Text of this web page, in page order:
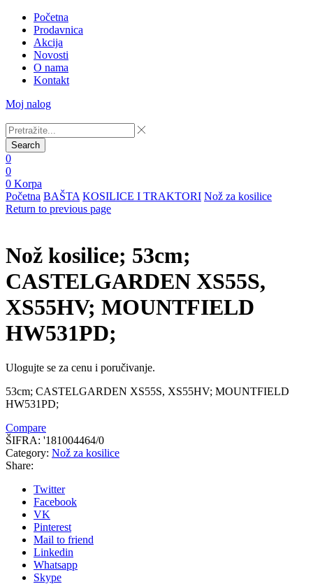
Početna
Prodavnica
Akcija
Novosti
O nama
Kontakt
Moj nalog
Search
0
0
0 Korpa
Početna BAŠTA KOSILICE I TRAKTORI Nož za kosilice
Return to previous page
Nož kosilice; 53cm;
CASTELGARDEN XS55S,
XS55HV; MOUNTFIELD
HW531PD;
Ulogujte se za cenu i poručivanje.
53cm; CASTELGARDEN XS55S, XS55HV; MOUNTFIELD
HW531PD;
Compare
ŠIFRA: '181004464/0
Category: Nož za kosilice
Share:
Twitter
Facebook
VK
Pinterest
Mail to friend
Linkedin
Whatsapp
Skype